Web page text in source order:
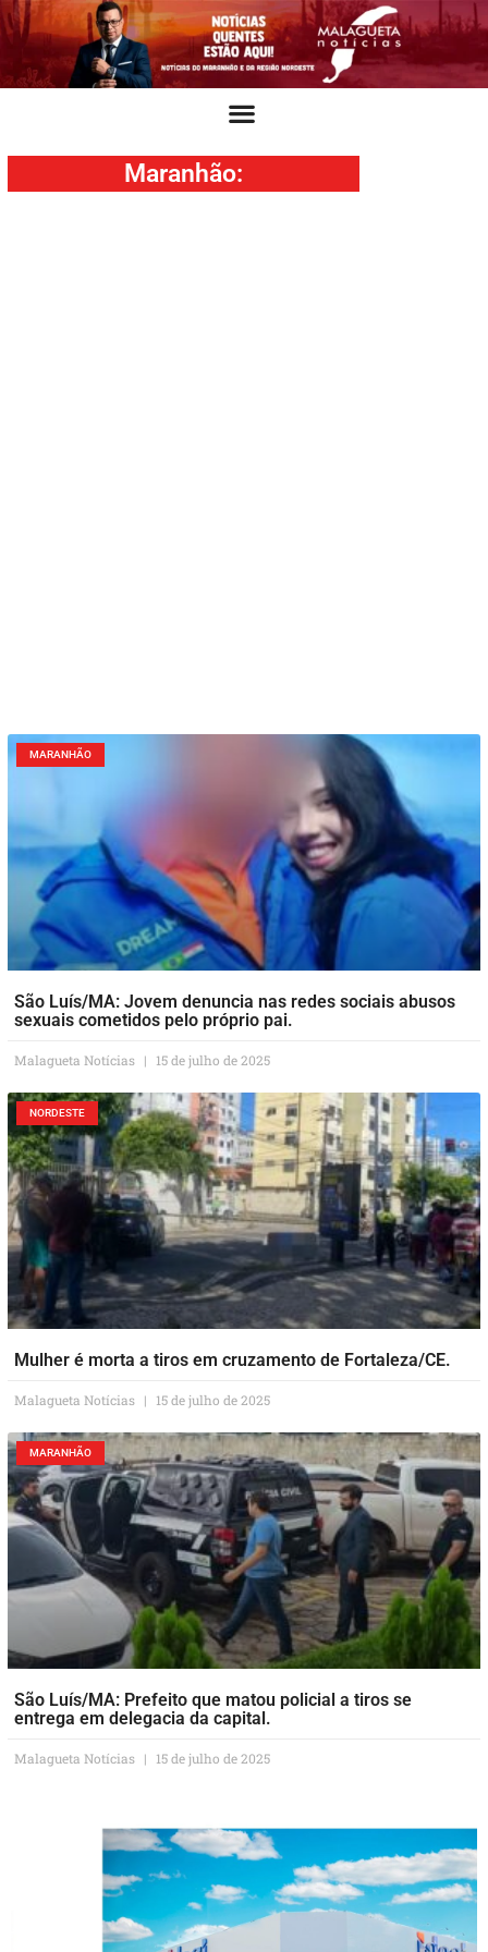
Maranhão:
MARANHÃO
São Luís/MA: Jovem denuncia nas redes sociais abusos
sexuais cometidos pelo próprio pai.
Malagueta Notícias 15 de julho de 2025
NORDESTE
Mulher é morta a tiros em cruzamento de Fortaleza/CE.
Malagueta Notícias 15 de julho de 2025
MARANHÃO
São Luís/MA: Prefeito que matou policial a tiros se
entrega em delegacia da capital.
Malagueta Notícias 15 de julho de 2025